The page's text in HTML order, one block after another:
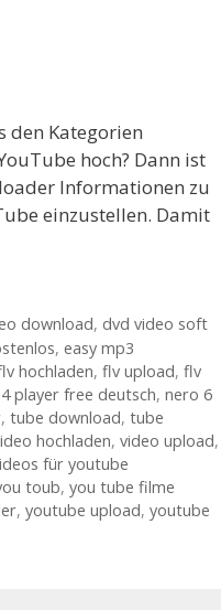
den Kategorien
hoch? Dann ist
Informationen zu
einzustellen. Damit
download, dvd video soft
, easy mp3
hochladen, flv upload, flv
player free deutsch, nero 6
, tube download, tube
hochladen, video upload,
für youtube
toub, you tube filme
, youtube upload, youtube